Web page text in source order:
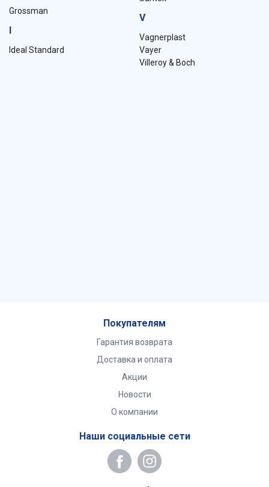
Grossman
I
Ideal Standard
V
Vagnerplast
Vayer
Villeroy & Boch
Покупателям
Гарантия возврата
Доставка и оплата
Акции
Новости
О компании
Наши социальные сети